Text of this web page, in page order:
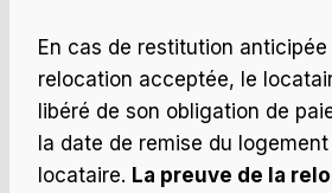
En cas de restitution anticipée
relocation acceptée, le
libéré de son obligation de
la date de remise du
locataire. La preuve de la